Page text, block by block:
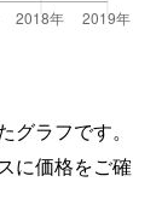
ラフです。
に価格をご確